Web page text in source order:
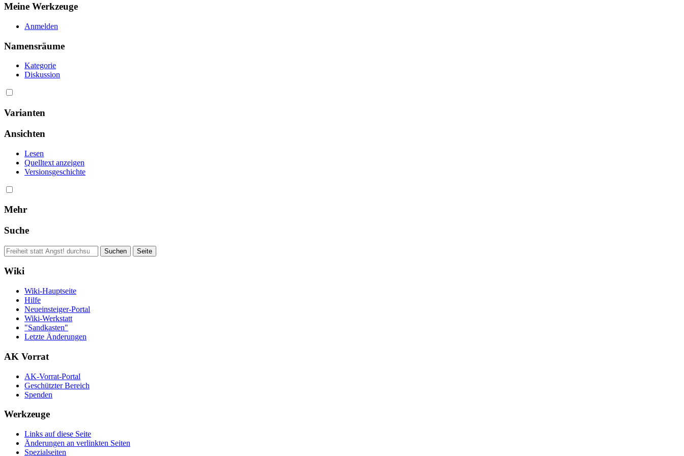
Meine Werkzeuge
Anmelden
Namensräume
Kategorie
Diskussion
Varianten
Ansichten
Lesen
Quelltext anzeigen
Versionsgeschichte
Mehr
Suche
Wiki
Wiki-Hauptseite
Hilfe
Neueinsteiger-Portal
Wiki-Werkstatt
"Sandkasten"
Letzte Änderungen
AK Vorrat
AK-Vorrat-Portal
Geschützter Bereich
Spenden
Werkzeuge
Links auf diese Seite
Änderungen an verlinkten Seiten
Spezialseiten